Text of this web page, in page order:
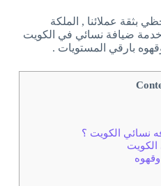
بثقة عملائنا , الملكة
خدمة ضيافة نسائي في الكويت
بارقي المستويات .
نسائي الكويت ؟